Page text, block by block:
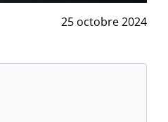
25 octobre 2024